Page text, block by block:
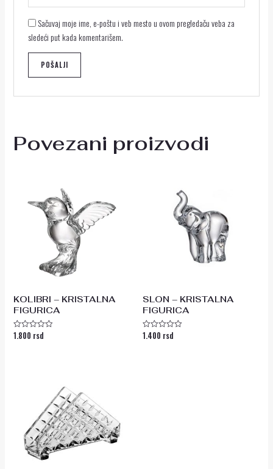
Sačuvaj moje ime, e-poštu i veb mesto u ovom pregledaču veba za
sledeći put kada komentarišem.
Povezani proizvodi
KOLIBRI – KRISTALNA
FIGURICA
Ocenjeno
1.800 rsd
SLON – KRISTALNA
FIGURICA
Ocenjeno
1.400 rsd